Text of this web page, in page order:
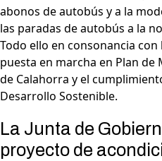
abonos de autobús y a la
las paradas de autobús a la
Todo ello en consonancia
puesta en marcha en Plan
de Calahorra y el
Desarrollo Sostenible.
La Junta de
proyecto de